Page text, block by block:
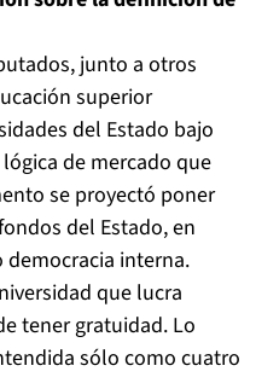
junto a otros
superior
del Estado bajo
de mercado que
se proyectó poner
del Estado, en
interna.
que lucra
tener gratuidad. Lo
sólo como cuatro